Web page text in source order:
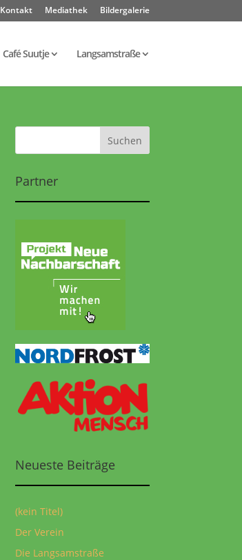
Kontakt Mediathek Bildergalerie
Café Suutje Langsamstraße
Partner
Neueste Beiträge
(kein Titel)
Der Verein
Die Langsamstraße